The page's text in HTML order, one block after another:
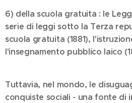
6) della scuola gratuita : le
serie di leggi sotto la Terza
scuola gratuita (1881),
l'insegnamento pubblico laico
Tuttavia, nel mondo, le
conquiste sociali - una fonte di